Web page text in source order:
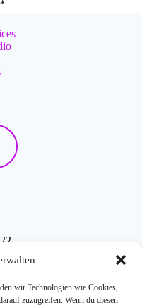
wir Technologien wie Cookies,
zuzugreifen. Wenn du diesen